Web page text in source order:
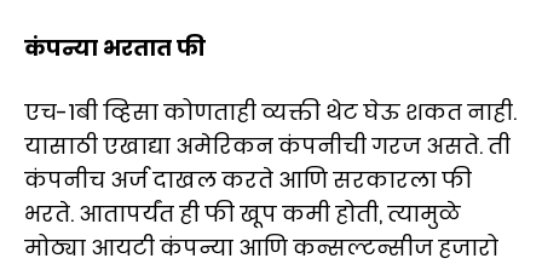
कंपन्या भरतात फी
एच-1बी व्हिसा कोणताही व्यक्ती थेट घेऊ शकत नाही.
यासाठी एखाद्या अमेरिकन कंपनीची गरज असते. ती
कंपनीच अर्ज दाखल करते आणि सरकारला फी
भरते. आतापर्यंत ही फी खूप कमी होती, त्यामुळे
मोठ्या आयटी कंपन्या आणि कन्सल्टन्सीज हजारो